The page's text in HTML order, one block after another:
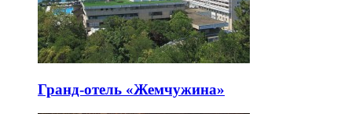
Гранд-отель «Жемчужина»